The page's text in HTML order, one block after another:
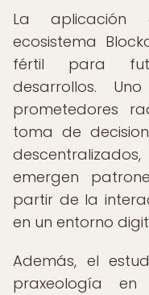
La
ecosistema
fértil para
desarrollos.
prometedores
toma de
emergen
partir de la
en un entorno
Además, el
praxeología